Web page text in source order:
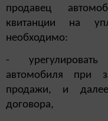
продавец
квитанции на
необходимо:
- урегулировать
автомобиля при
продажи, и
договора,